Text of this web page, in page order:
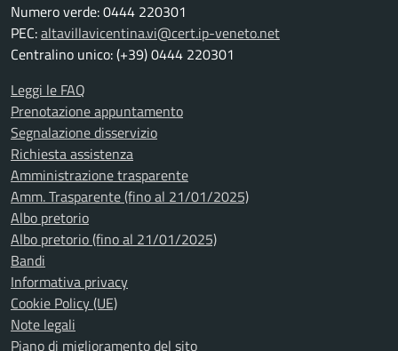
Numero verde: 0444 220301
PEC:altavillavicentina.vi@cert.ip-veneto.net
Centralino unico: (+39) 0444 220301
Leggi le FAQ
Prenotazione appuntamento
Segnalazione disservizio
Richiesta assistenza
Amministrazione trasparente
Amm. Trasparente (fino al 21/01/2025)
Albo pretorio
Albo pretorio (fino al 21/01/2025)
Bandi
Informativa privacy
Cookie Policy (UE)
Note legali
Piano di miglioramento del sito